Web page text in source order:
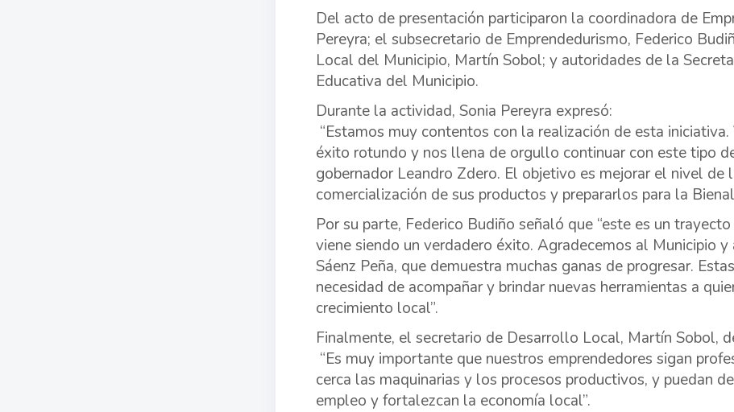
Del acto de presentación participaron la coordinadora de
Pereyra; el subsecretario de Emprendedurismo, Federico
Local del Municipio, Martín Sobol; y autoridades de la
Educativa del Municipio.
Durante la actividad, Sonia Pereyra expresó:
“Estamos muy contentos con la realización de esta
éxito rotundo y nos llena de orgullo continuar con este tipo
gobernador Leandro Zdero. El objetivo es mejorar el nivel
comercialización de sus productos y prepararlos para la
Por su parte, Federico Budiño señaló que “este es un
viene siendo un verdadero éxito. Agradecemos al Municipio
Sáenz Peña, que demuestra muchas ganas de progresar.
necesidad de acompañar y brindar nuevas herramientas a
crecimiento local”.
Finalmente, el secretario de Desarrollo Local, Martín Sobol,
“Es muy importante que nuestros emprendedores sigan
cerca las maquinarias y los procesos productivos, y puedan
empleo y fortalezcan la economía local”.